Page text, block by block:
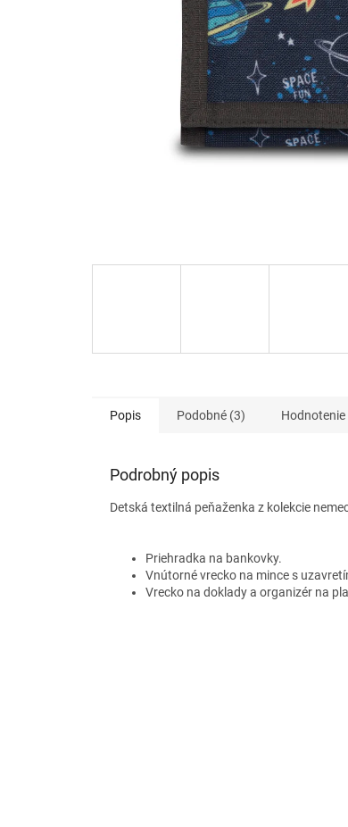
Popis Podobné (3) Hodnotenie
Podrobný popis
Detská textilná peňaženka z kolekcie
Priehradka na bankovky.
Vnútorné vrecko na mince s
Vrecko na doklady a organizér na